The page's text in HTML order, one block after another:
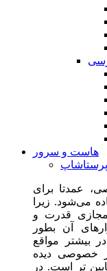
هاست و سرور
عمدتا برای
می‌شود. زیرا
قدرت و
آن بطور
بیشتر مواقع
خصوصی دیده
تر است. در